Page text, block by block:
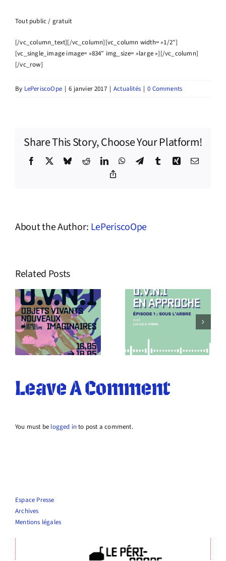
Tout public / gratuit
[/vc_column_text][/vc_column][vc_column width= »1/2″]
[vc_single_image image= »834″ img_size= »large »][/vc_column]
[/vc_row]
By LePeriscoOpe | 6 janvier 2017 | Actualités | 0 Comments
Share This Story, Choose Your Platform!
Facebook BlueskyRedditLinkedInWhatsApp
TelegramTumblrXing Email
About the Author: LePeriscoOpe
Related Posts
Podcast
O.V.N.I En
approche !
Le Périscope
recrute !
Leave A Comment
You must be logged into post a comment.
Espace Presse
Archives
Mentions légales